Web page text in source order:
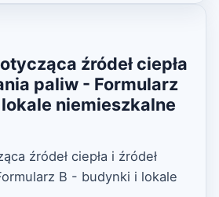
źródeł ciepła
paliw - Formularz
niemieszkalne
źródeł ciepła i źródeł
B - budynki i lokale